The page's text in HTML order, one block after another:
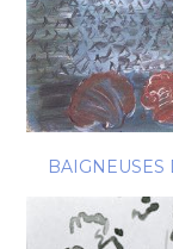
BAIGNEUSES